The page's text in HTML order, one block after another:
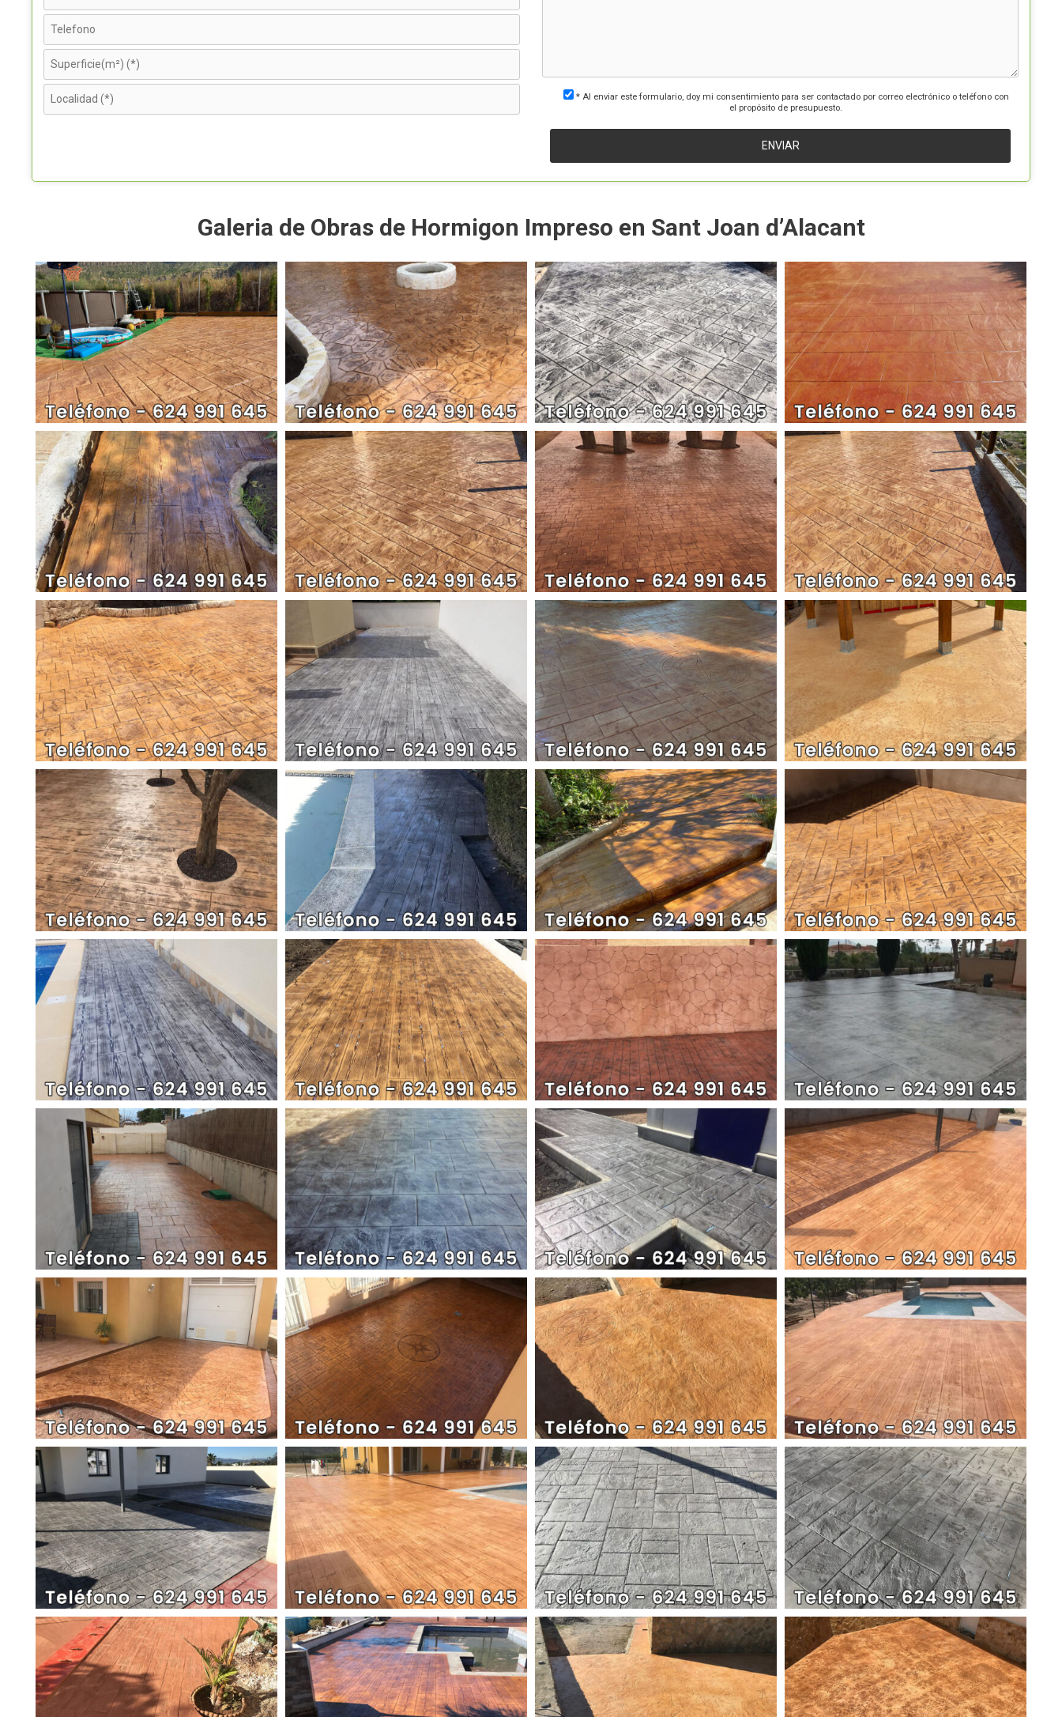
* Al enviar este formulario, doy mi consentimiento para ser contactado por correo electrónico o teléfono con
el propósito de presupuesto.
Galeria de Obras de Hormigon Impreso en Sant Joan d’Alacant